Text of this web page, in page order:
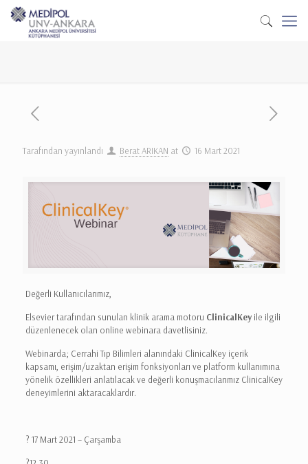
Tarafından yayınlandı Berat ARIKAN at 16 Mart 2021
Değerli Kullanıcılarımız,
Elsevier tarafından sunulan klinik arama motoru ClinicalKey ile ilgili
düzenlenecek olan online webinara davetlisiniz.
Webinarda; Cerrahi Tıp Bilimleri alanındaki ClinicalKey içerik
kapsamı, erişim/uzaktan erişim fonksiyonları ve platform kullanımına
yönelik özellikleri anlatılacak ve değerli konuşmacılarımız ClinicalKey
deneyimlerini aktaracaklardır.
? 17 Mart 2021 – Çarşamba